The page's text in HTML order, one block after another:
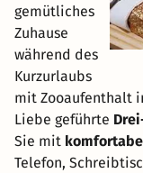
gemütliches
Zuhause
während des
Kurzurlaubs
mit Zooaufenthalt
Liebe geführte
Sie mit
Telefon,